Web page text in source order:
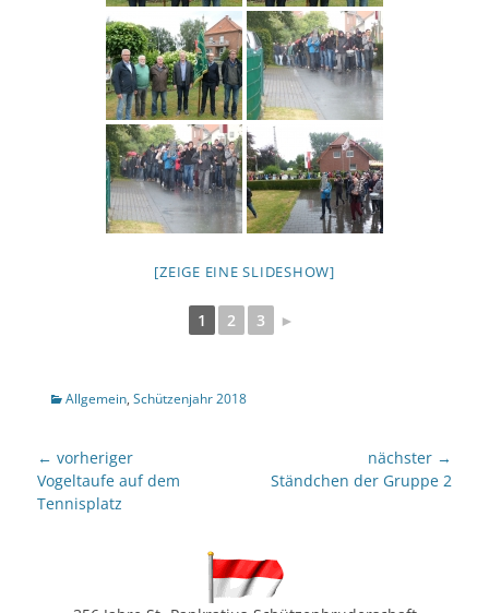
[ZEIGE EINE SLIDESHOW]
1 2 3 ►
Kategorien
Allgemein, Schützenjahr 2018
Beitragsnavigation
← vorheriger
Vorheriger
Beitrag:
Vogeltaufe auf dem
Tennisplatz
nächster →
nächster
Ständchen der Gruppe 2